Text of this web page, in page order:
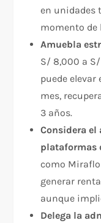
en unidades
momento de
Amuebla
S/ 8,000 a
puede
mes,
3 años.
Considera
plataformas
como
generar
aunque
Delega la